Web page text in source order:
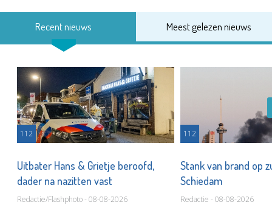
Recent nieuws Meest gelezen nieuws
112
Uitbater Hans & Grietje beroofd,
dader na nazitten vast
Redactie/Flashphoto - 08-08-2026
112
Stank van brand op
Schiedam
Redactie - 08-08-2026